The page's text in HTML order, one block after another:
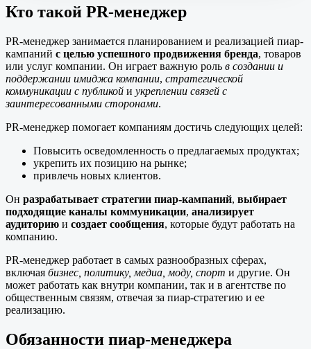
Кто такой PR-менеджер
PR-менеджер занимается планированием и реализацией пиар-
кампаний с целью успешного продвижения бренда, товаров
или услуг компании. Он играет важную роль в создании и
поддержании имиджа компании, стратегической
коммуникации с публикой и укреплении связей с
заинтересованными сторонами.
PR-менеджер помогает компаниям достичь следующих целей:
Повысить осведомленность о предлагаемых продуктах;
укрепить их позицию на рынке;
привлечь новых клиентов.
Он разрабатывает стратегии пиар-кампаний, выбирает
подходящие каналы коммуникации, анализирует
аудиторию и создает сообщения, которые будут работать на
компанию.
PR-менеджер работает в самых разнообразных сферах,
включая бизнес, политику, медиа, моду, спорт и другие. Он
может работать как внутри компании, так и в агентстве по
общественным связям, отвечая за пиар-стратегию и ее
реализацию.
Обязанности пиар-менеджера